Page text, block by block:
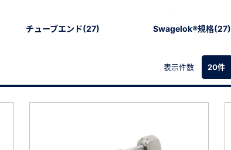
チューブエンド(27) Swagelok®規格(27)
表示件数 20件